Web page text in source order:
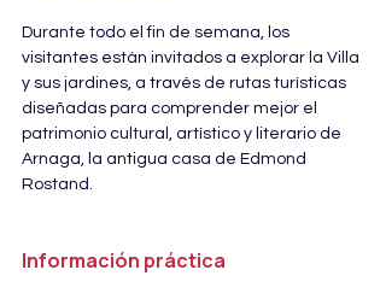
Durante todo el fin de semana, los
visitantes están invitados a explorar la Villa
y sus jardines, a través de rutas turísticas
diseñadas para comprender mejor el
patrimonio cultural, artístico y literario de
Arnaga, la antigua casa de Edmond
Rostand.
Información práctica